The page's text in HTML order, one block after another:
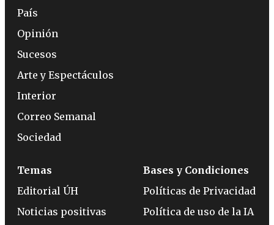
País
Opinión
Sucesos
Arte y Espectáculos
Interior
Correo Semanal
Sociedad
Temas
Editorial ÚH
Noticias positivas
Bases y Condiciones
Políticas de Privacidad
Política de uso de la IA